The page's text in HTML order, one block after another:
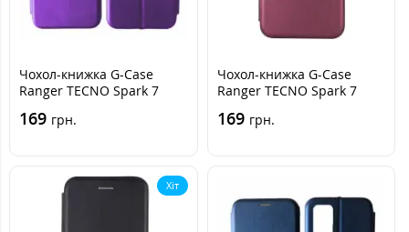
Чохол-книжка G-Case
Ranger TECNO Spark 7
169 грн.
Чохол-книжка G-Case
Ranger TECNO Spark 7
169 грн.
Хіт